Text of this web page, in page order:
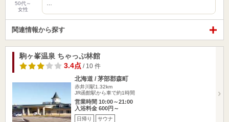
50代～
女性
関連情報から探す
駒ヶ峯温泉 ちゃっぷ林館
3.4点 / 10 件
北海道 / 茅部郡森町
赤井川駅1.32km
JR函館駅から車で約1時間
営業時間 10:00～21:00
入浴料金 600円～
日帰り サウナ